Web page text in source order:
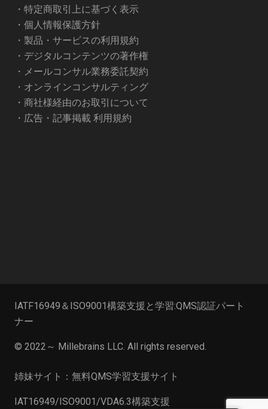
・ 特定商取引上に基づく表示
・ 個人情報保護方針
・ 製品・サービスの利用規約
・ デジタルコンテンツの著作権
・ メールコンサル業務委託契約
・ オンラインコンサルティング
・ 商社様経由のお取引について
・ 広告・記事掲載 利用規約
IATF16949＆ISO9001構築支援と学習:QMS認証パート
ナー
© 2022～ Millebrains LLC . All rights reserved.
姉妹サイト：無料QMS学習支援サイト
IAT16949/ISO9001/VDA6.3構築支援